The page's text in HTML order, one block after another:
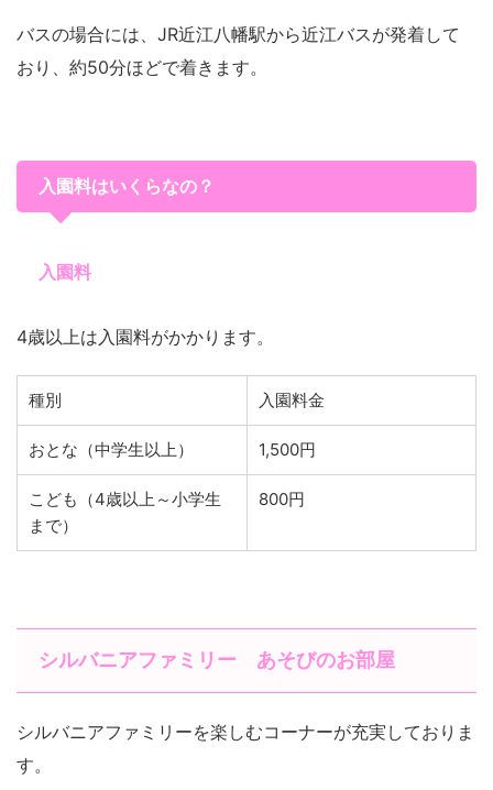
バスの場合には、JR近江八幡駅から近江バスが発着して
おり、約50分ほどで着きます。
入園料はいくらなの？
入園料
4歳以上は入園料がかかります。
種別 入園料金
おとな（中学生以上） 1,500円
こども（4歳以上～小学生
まで）
800円
シルバニアファミリー あそびのお部屋
シルバニアファミリーを楽しむコーナーが充実しておりま
す。